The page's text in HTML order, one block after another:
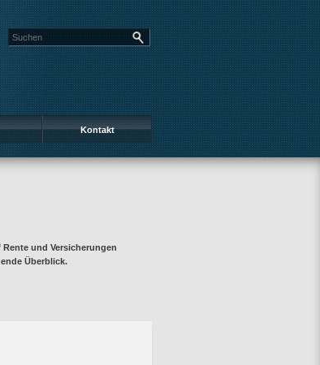
Kontakt
und Versicherungen
Überblick.